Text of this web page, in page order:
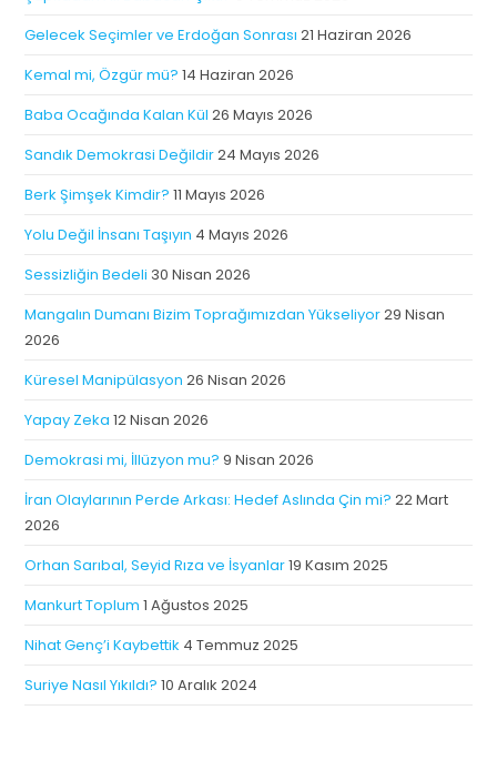
Gelecek Seçimler ve Erdoğan Sonrası 21 Haziran 2026
Kemal mi, Özgür mü? 14 Haziran 2026
Baba Ocağında Kalan Kül 26 Mayıs 2026
Sandık Demokrasi Değildir24 Mayıs 2026
Berk Şimşek Kimdir? 11 Mayıs 2026
Yolu Değil İnsanı Taşıyın 4 Mayıs 2026
Sessizliğin Bedeli 30 Nisan 2026
Mangalın Dumanı Bizim Toprağımızdan Yükseliyor29 Nisan
2026
Küresel Manipülasyon 26 Nisan 2026
Yapay Zeka 12 Nisan 2026
Demokrasi mi, İllüzyon mu? 9 Nisan 2026
İran Olaylarının Perde Arkası: Hedef Aslında Çin mi? 22 Mart
2026
Orhan Sarıbal, Seyid Rıza ve İsyanlar19 Kasım 2025
Mankurt Toplum 1 Ağustos 2025
Nihat Genç’i Kaybettik 4 Temmuz 2025
Suriye Nasıl Yıkıldı? 10 Aralık 2024